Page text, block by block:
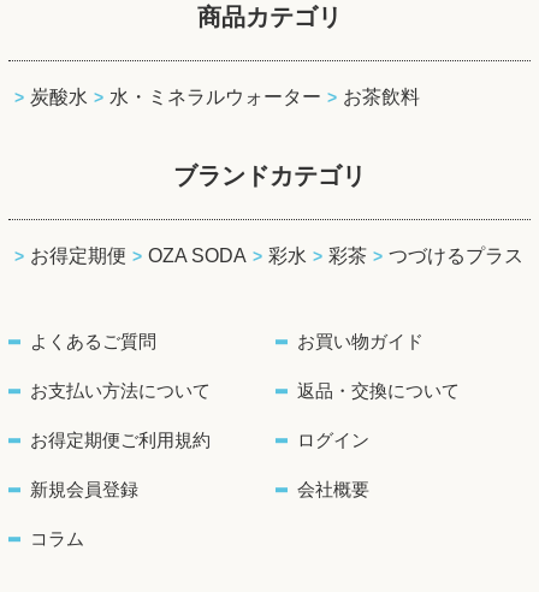
商品カテゴリ
炭酸水 水・ミネラルウォーター お茶飲料
ブランドカテゴリ
お得定期便 OZA SODA 彩水 彩茶 つづけるプラス
よくあるご質問 お買い物ガイド
お支払い方法について 返品・交換について
お得定期便ご利用規約 ログイン
新規会員登録 会社概要
コラム